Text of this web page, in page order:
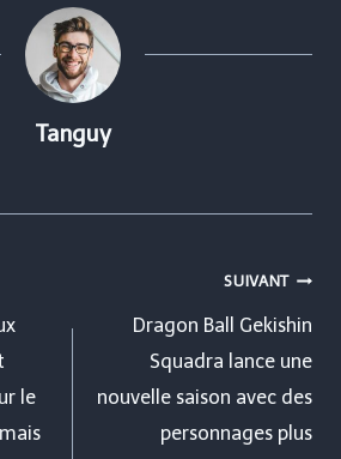
Tanguy
le
SUIVANT
Dragon Ball Gekishin
Squadra lance une
nouvelle saison avec des
personnages plus